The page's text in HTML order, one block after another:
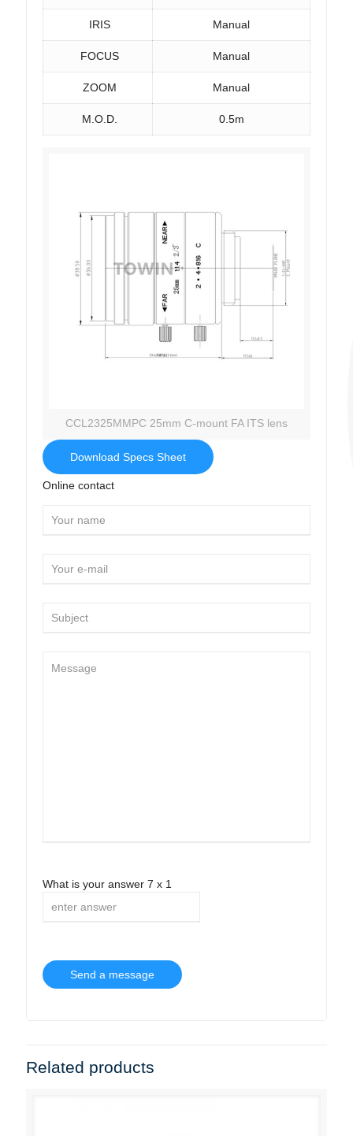
IRIS Manual
FOCUS Manual
ZOOM Manual
M.O.D. 0.5m
CCL2325MMPC 25mm C-mount FA ITS lens
Download Specs Sheet
Online contact
What is your answer 7 x 1
Related products